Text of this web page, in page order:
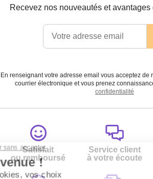
Recevez nos nouveautés et avantages
En renseignant votre adresse email vous acceptez de
courrier électronique et vous prenez
confidentialité
Satisfait
ou remboursé
Service client
à votre écoute